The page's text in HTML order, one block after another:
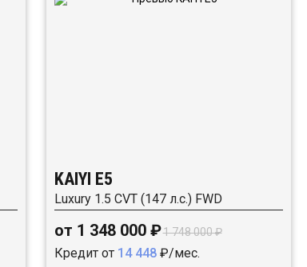
KAIYI E5
Luxury 1.5 CVT (147 л.с.) FWD
от 1 348 000 ₽1 748 000 ₽
Кредит от 14 448₽/мес.